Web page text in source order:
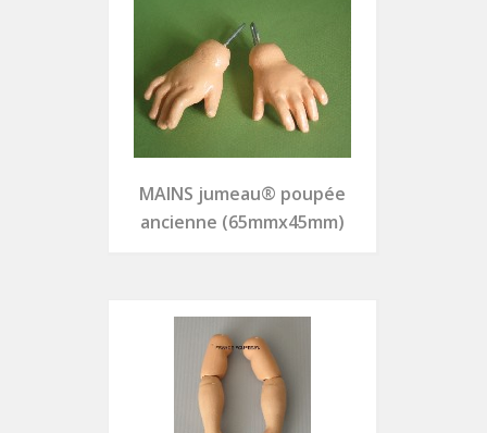
MAINS jumeau® poupée
ancienne (65mmx45mm)